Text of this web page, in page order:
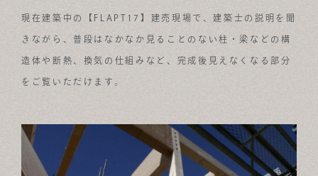
FOR BUSINESS
RECRUIT
CONTACT
現在建築中の【FLAPT17】建売現場で、建築士の説明を聞
きながら、普段はなかなか見ることのない柱・梁などの構
造体や断熱、換気の仕組みなど、完成後見えなくなる部分
をご覧いただけます。